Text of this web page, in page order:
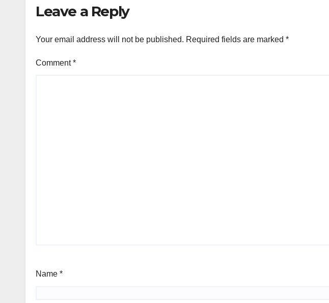
Leave a Reply
Your email address will not be published. Required fields are marked *
Comment*
Name *